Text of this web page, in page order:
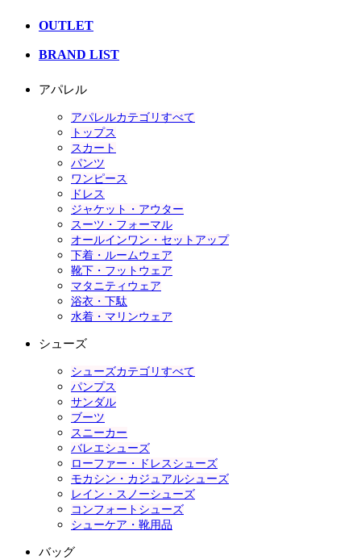
OUTLET
BRAND LIST
アパレル
アパレルカテゴリすべて
トップス
スカート
パンツ
ワンピース
ドレス
ジャケット・アウター
スーツ・フォーマル
オールインワン・セットアップ
下着・ルームウェア
靴下・フットウェア
マタニティウェア
浴衣・下駄
水着・マリンウェア
シューズ
シューズカテゴリすべて
パンプス
サンダル
ブーツ
スニーカー
バレエシューズ
ローファー・ドレスシューズ
モカシン・カジュアルシューズ
レイン・スノーシューズ
コンフォートシューズ
シューケア・靴用品
バッグ